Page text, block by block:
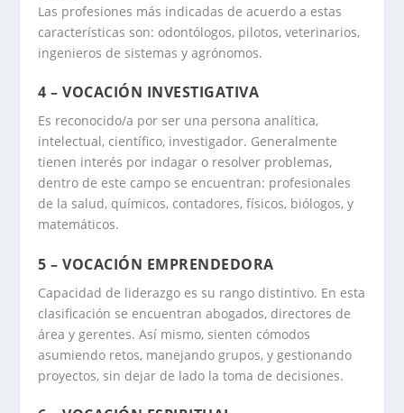
Las profesiones más indicadas de acuerdo a estas
características son: odontólogos, pilotos, veterinarios,
ingenieros de sistemas y agrónomos.
4 – VOCACIÓN INVESTIGATIVA
Es reconocido/a por ser una persona analítica,
intelectual, científico, investigador. Generalmente
tienen interés por indagar o resolver problemas,
dentro de este campo se encuentran: profesionales
de la salud, químicos, contadores, físicos, biólogos, y
matemáticos.
5 – VOCACIÓN EMPRENDEDORA
Capacidad de liderazgo es su rango distintivo. En esta
clasificación se encuentran abogados, directores de
área y gerentes. Así mismo, sienten cómodos
asumiendo retos, manejando grupos, y gestionando
proyectos, sin dejar de lado la toma de decisiones.